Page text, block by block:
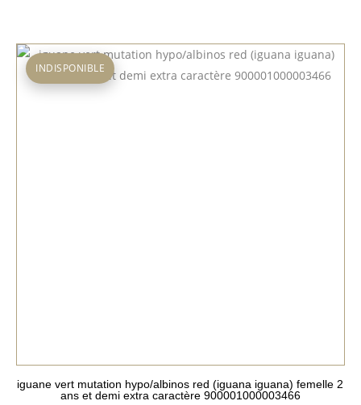
iguane vert mutation hypo/albinos red (iguana iguana) femelle 2
ans et demi extra caractère 900001000003466
INDISPONIBLE